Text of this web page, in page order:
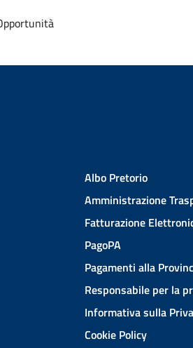
Albo Pretorio
Amministrazione
Fatturazione
PagoPA
Pagamenti alla
Responsabile per la
Informativa sulla
Cookie Policy